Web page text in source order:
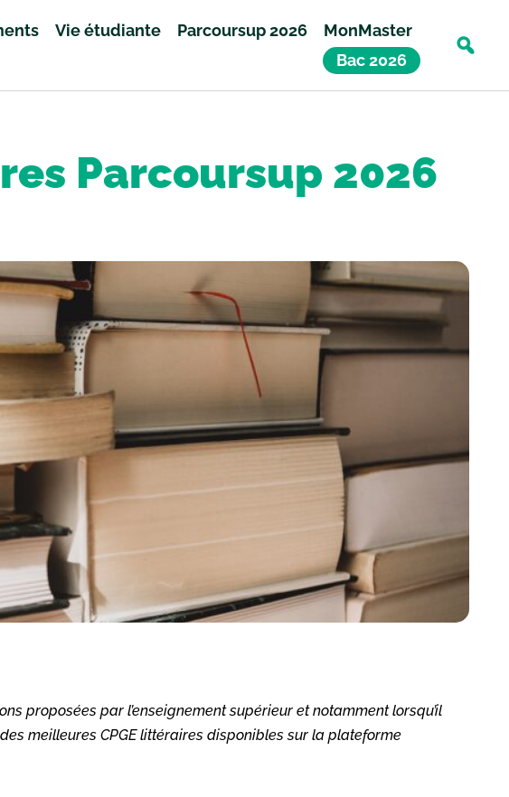
Vie étudiante Parcoursup 2026
MonMaster
Bac 2026
Parcoursup 2026
proposées par l’enseignement supérieur et notamment lorsqu’il
meilleures CPGE littéraires disponibles sur la plateforme